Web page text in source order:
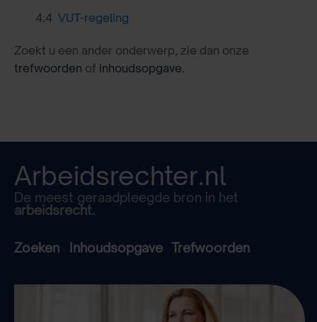
4.4 VUT-regeling
Zoekt u een ander onderwerp, zie dan onze
trefwoorden of inhoudsopgave.
Arbeidsrechter.nl
De meest geraadpleegde bron in het
arbeidsrecht.
Zoeken Inhoudsopgave Trefwoorden